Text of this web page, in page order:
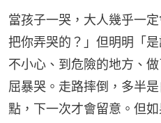
當孩子一哭，大人幾乎一
把你弄哭的？」但明明「
不小心、到危險的地方、
屈暴哭。走路摔倒，多半
點，下一次才會留意。但